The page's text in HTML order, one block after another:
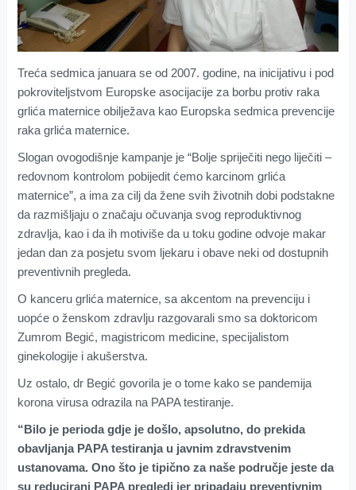
Treća sedmica januara se od 2007. godine, na inicijativu i pod
pokroviteljstvom Europske asocijacije za borbu protiv raka
grlića maternice obilježava kao Europska sedmica prevencije
raka grlića maternice.
Slogan ovogodišnje kampanje je “Bolje spriječiti nego liječiti –
redovnom kontrolom pobijedit ćemo karcinom grlića
maternice”, a ima za cilj da žene svih životnih dobi podstakne
da razmišljaju o značaju očuvanja svog reproduktivnog
zdravlja, kao i da ih motiviše da u toku godine odvoje makar
jedan dan za posjetu svom ljekaru i obave neki od dostupnih
preventivnih pregleda.
O kanceru grlića maternice, sa akcentom na prevenciju i
uopće o ženskom zdravlju razgovarali smo sa doktoricom
Zumrom Begić, magistricom medicine, specijalistom
ginekologije i akušerstva.
Uz ostalo, dr Begić govorila je o tome kako se pandemija
korona virusa odrazila na PAPA testiranje.
“Bilo je perioda gdje je došlo, apsolutno, do prekida
obavljanja PAPA testiranja u javnim zdravstvenim
ustanovama. Ono što je tipično za naše područje jeste da
su reducirani PAPA pregledi jer pripadaju preventivnim